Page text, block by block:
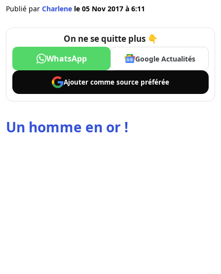
Publié par Charlene le 05 Nov 2017 à 6:11
On ne se quitte plus 👇
WhatsApp Google Actualités
Ajouter comme source préférée
Un homme en or !